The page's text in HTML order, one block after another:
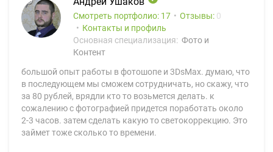
Смотреть портфолио: 17 Отзывы: 0
Контакты и профиль
Основная специализация: Фото и
Контент
большой опыт работы в фотошопе и 3DsMax. думаю, что
в последующем мы сможем сотрудничать, но скажу, что
за 80 рублей, врядли кто то возьмется делать. к
сожалению с фотографией придется поработать около
2-3 часов. затем сделать какую то светокоррекцию. Это
займет тоже сколько то времени.